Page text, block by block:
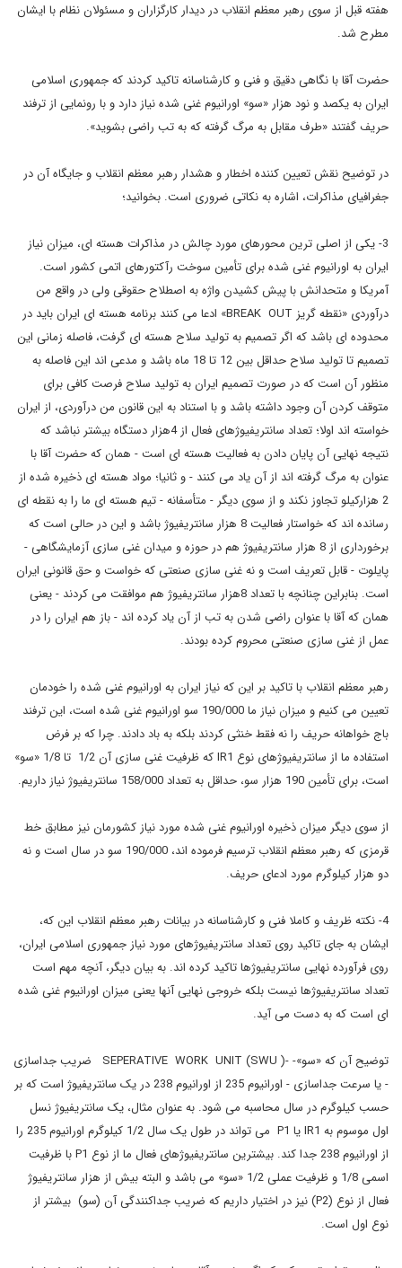
هفته قبل از سوی رهبر معظم انقلاب در دیدار کارگزاران و مسئولان نظام با ایشان
مطرح شد.
حضرت آقا با نگاهی دقیق و فنی و کارشناسانه تاکید کردند که جمهوری اسلامی
ایران به یکصد و نود هزار «سو» اورانیوم غنی شده نیاز دارد و با رونمایی از ترفند
حریف گفتند «طرف مقابل به مرگ گرفته که به تب راضی بشوید».
در توضیح نقش تعیین کننده اخطار و هشدار رهبر معظم انقلاب و جایگاه آن در
جغرافیای مذاکرات، اشاره به نکاتی ضروری است. بخوانید؛
3- یکی از اصلی ترین محورهای مورد چالش در مذاکرات هسته ای، میزان نیاز
ایران به اورانیوم غنی شده برای تأمین سوخت رآکتورهای اتمی کشور است.
آمریکا و متحدانش با پیش کشیدن واژه به اصطلاح حقوقی ولی در واقع من
درآوردی «نقطه گریز BREAK OUT» ادعا می کنند برنامه هسته ای ایران باید در
محدوده ای باشد که اگر تصمیم به تولید سلاح هسته ای گرفت، فاصله زمانی این
تصمیم تا تولید سلاح حداقل بین 12 تا 18 ماه باشد و مدعی اند این فاصله به
منظور آن است که در صورت تصمیم ایران به تولید سلاح فرصت کافی برای
متوقف کردن آن وجود داشته باشد و با استناد به این قانون من درآوردی، از ایران
خواسته اند اولا؛ تعداد سانتریفیوژهای فعال از 4هزار دستگاه بیشتر نباشد که
نتیجه نهایی آن پایان دادن به فعالیت هسته ای است - همان که حضرت آقا با
عنوان به مرگ گرفته اند از آن یاد می کنند - و ثانیا؛ مواد هسته ای ذخیره شده از
2 هزارکیلو تجاوز نکند و از سوی دیگر - متأسفانه - تیم هسته ای ما را به نقطه ای
رسانده اند که خواستار فعالیت 8 هزار سانتریفیوژ باشد و این در حالی است که
برخورداری از 8 هزار سانتریفیوژ هم در حوزه و میدان غنی سازی آزمایشگاهی -
پایلوت - قابل تعریف است و نه غنی سازی صنعتی که خواست و حق قانونی ایران
است. بنابراین چنانچه با تعداد 8هزار سانتریفیوژ هم موافقت می کردند - یعنی
همان که آقا با عنوان راضی شدن به تب از آن یاد کرده اند - باز هم ایران را در
عمل از غنی سازی صنعتی محروم کرده بودند.
رهبر معظم انقلاب با تاکید بر این که نیاز ایران به اورانیوم غنی شده را خودمان
تعیین می کنیم و میزان نیاز ما 190/000 سو اورانیوم غنی شده است، این ترفند
باج خواهانه حریف را نه فقط خنثی کردند بلکه به باد دادند. چرا که بر فرض
استفاده ما از سانتریفیوژهای نوع IR1 که ظرفیت غنی سازی آن 1/2 تا 1/8 «سو»
است، برای تأمین 190 هزار سو، حداقل به تعداد 158/000 سانتریفیوژ نیاز داریم.
از سوی دیگر میزان ذخیره اورانیوم غنی شده مورد نیاز کشورمان نیز مطابق خط
قرمزی که رهبر معظم انقلاب ترسیم فرموده اند، 190/000 سو در سال است و نه
دو هزار کیلوگرم مورد ادعای حریف.
4- نکته ظریف و کاملا فنی و کارشناسانه در بیانات رهبر معظم انقلاب این که،
ایشان به جای تاکید روی تعداد سانتریفیوژهای مورد نیاز جمهوری اسلامی ایران،
روی فرآورده نهایی سانتریفیوژها تاکید کرده اند. به بیان دیگر، آنچه مهم است
تعداد سانتریفیوژها نیست بلکه خروجی نهایی آنها یعنی میزان اورانیوم غنی شده
ای است که به دست می آید.
توضیح آن که «سو»- -( SEPERATIVE WORK UNIT (SWU ضریب جداسازی
- یا سرعت جداسازی - اورانیوم 235 از اورانیوم 238 در یک سانتریفیوژ است که بر
حسب کیلوگرم در سال محاسبه می شود. به عنوان مثال، یک سانتریفیوژ نسل
اول موسوم به IR1 یا P1 می تواند در طول یک سال 1/2 کیلوگرم اورانیوم 235 را
از اورانیوم 238 جدا کند. بیشترین سانتریفیوژهای فعال ما از نوع P1 با ظرفیت
اسمی 1/8 و ظرفیت عملی 1/2 «سو» می باشد و البته بیش از هزار سانتریفیوژ
فعال از نوع (P2) نیز در اختیار داریم که ضریب جداکنندگی آن (سو) بیشتر از
نوع اول است.